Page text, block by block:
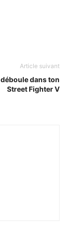
Article suivant
dans ton
Street Fighter V